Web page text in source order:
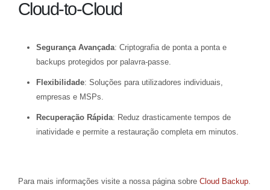
Cloud-to-Cloud
Segurança Avançada: Criptografia de ponta a ponta e
backups protegidos por palavra-passe.
Flexibilidade: Soluções para utilizadores individuais,
empresas e MSPs.
Recuperação Rápida: Reduz drasticamente tempos de
inatividade e permite a restauração completa em minutos.
Para mais informações visite a nossa página sobre Cloud Backup